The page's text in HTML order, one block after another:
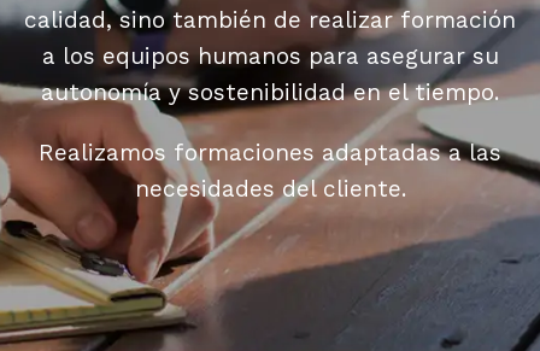
calidad, sino también de realizar formación
a los equipos humanos para asegurar su
autonomía y sostenibilidad en el tiempo.
Realizamos formaciones adaptadas a las
necesidades del cliente.